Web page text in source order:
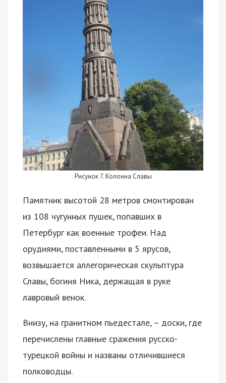
Рисунок 7. Колонна Славы
Памятник высотой 28 метров смонтирован
из 108 чугунных пушек, попавших в
Петербург как военные трофеи. Над
орудиями, поставленными в 5 ярусов,
возвышается аллегорическая скульптура
Славы, богиня Ника, держащая в руке
лавровый венок.
Внизу, на гранитном пьедестале, – доски, где
перечислены главные сражения русско-
турецкой войны и названы отличившиеся
полководцы.